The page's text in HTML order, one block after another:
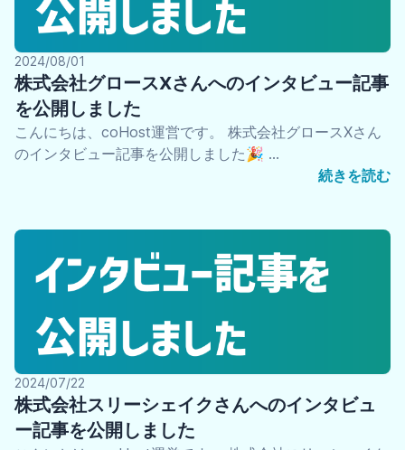
2024/08/01
株式会社グロースXさんへのインタビュー記事
を公開しました
こんにちは、coHost運営です。 株式会社グロースXさん
のインタビュー記事を公開しました🎉 …
続きを読む
2024/07/22
株式会社スリーシェイクさんへのインタビュ
ー記事を公開しました